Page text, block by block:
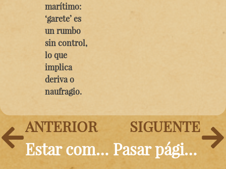
marítimo:
‘garete’ es
un rumbo
sin control,
lo que
implica
deriva o
naufragio.
ANTERIOR
Estar como un flan
SIGUENTE
Pasar página